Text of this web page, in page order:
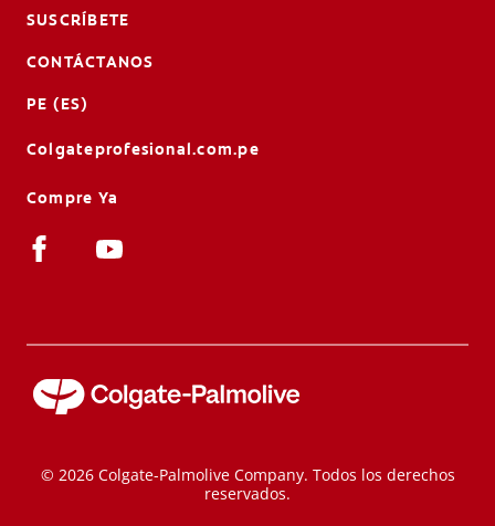
SUSCRÍBETE
CONTÁCTANOS
PE (ES)
Colgateprofesional.com.pe
Compre Ya
© 2026 Colgate-Palmolive Company. Todos los derechos
reservados.